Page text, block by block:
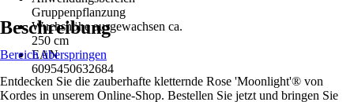
Gruppenpflanzung
Wuchshöhe ausgewachsen ca.
250 cm
EAN
6095450632684
Beschreibung
Bereich überspringen
Entdecken Sie die zauberhafte kletternde Rose 'Moonlight'® von
Kordes in unserem Online-Shop. Bestellen Sie jetzt und bringen Sie